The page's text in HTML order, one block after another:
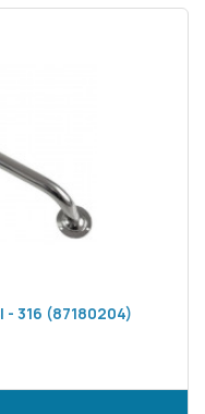
316 (87180204)